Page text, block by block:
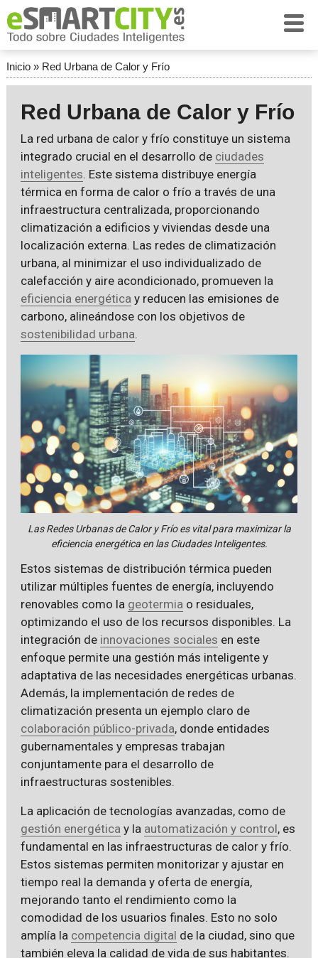
Inicio» Red Urbana de Calor y Frío
Red Urbana de Calor y Frío
La red urbana de calor y frío constituye un sistema
integrado crucial en el desarrollo de ciudades
inteligentes. Este sistema distribuye energía
térmica en forma de calor o frío a través de una
infraestructura centralizada, proporcionando
climatización a edificios y viviendas desde una
localización externa. Las redes de climatización
urbana, al minimizar el uso individualizado de
calefacción y aire acondicionado, promueven la
eficiencia energética y reducen las emisiones de
carbono, alineándose con los objetivos de
sostenibilidad urbana.
Las Redes Urbanas de Calor y Frío es vital para maximizar la
eficiencia energética en las Ciudades Inteligentes.
Estos sistemas de distribución térmica pueden
utilizar múltiples fuentes de energía, incluyendo
renovables como la geotermia o residuales,
optimizando el uso de los recursos disponibles. La
integración de innovaciones sociales en este
enfoque permite una gestión más inteligente y
adaptativa de las necesidades energéticas urbanas.
Además, la implementación de redes de
climatización presenta un ejemplo claro de
colaboración público-privada, donde entidades
gubernamentales y empresas trabajan
conjuntamente para el desarrollo de
infraestructuras sostenibles.
La aplicación de tecnologías avanzadas, como de
gestión energética y la automatización y control, es
fundamental en las infraestructuras de calor y frío.
Estos sistemas permiten monitorizar y ajustar en
tiempo real la demanda y oferta de energía,
mejorando tanto el rendimiento como la
comodidad de los usuarios finales. Esto no solo
amplía la competencia digital de la ciudad, sino que
también eleva la calidad de vida de sus habitantes.